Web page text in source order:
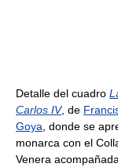
Detalle del cuadro
Carlos IV, de
Goya , donde se
monarca con el
Venera